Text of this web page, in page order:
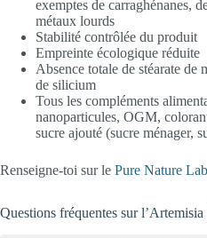
exemptes de carraghénanes,
métaux lourds
Stabilité contrôlée du produit
Empreinte écologique réduite
Absence totale de stéarate de
de silicium
Tous les compléments
nanoparticules, OGM,
sucre ajouté (sucre ménager,
Renseigne-toi sur le Pure Nature
Questions fréquentes sur